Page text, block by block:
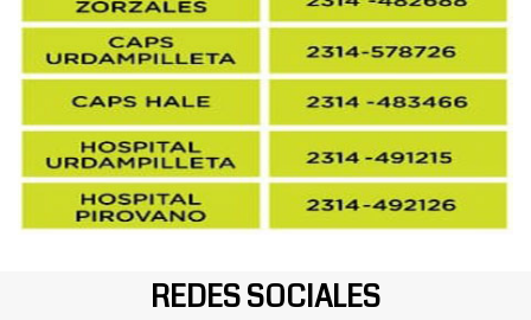
REDES SOCIALES